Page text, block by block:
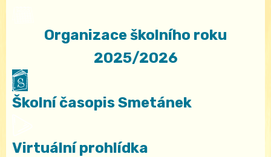
Organizace školního roku
2025/2026
Školní časopis Smetánek
Virtuální prohlídka